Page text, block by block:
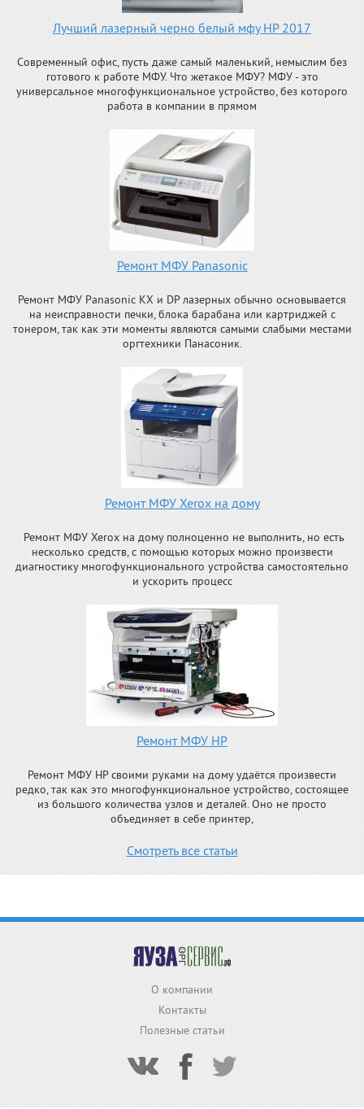
Лучший лазерный черно белый мфу HP 2017
Современный офис, пусть даже самый маленький, немыслим без
готового к работе МФУ. Что жетакое МФУ? МФУ - это
универсальное многофункциональное устройство, без которого
работа в компании в прямом
Ремонт МФУ Panasonic
Ремонт МФУ Panasonic KX и DP лазерных обычно основывается
на неисправности печки, блока барабана или картриджей с
тонером, так как эти моменты являются самыми слабыми местами
оргтехники Панасоник.
Ремонт МФУ Xerox на дому
Ремонт МФУ Xerox на дому полноценно не выполнить, но есть
несколько средств, с помощью которых можно произвести
диагностику многофункционального устройства самостоятельно
и ускорить процесс
Ремонт МФУ HP
Ремонт МФУ HP своими руками на дому удаётся произвести
редко, так как это многофункциональное устройство, состоящее
из большого количества узлов и деталей. Оно не просто
объединяет в себе принтер,
Смотреть все статьи
О компании
Контакты
Полезные статьи